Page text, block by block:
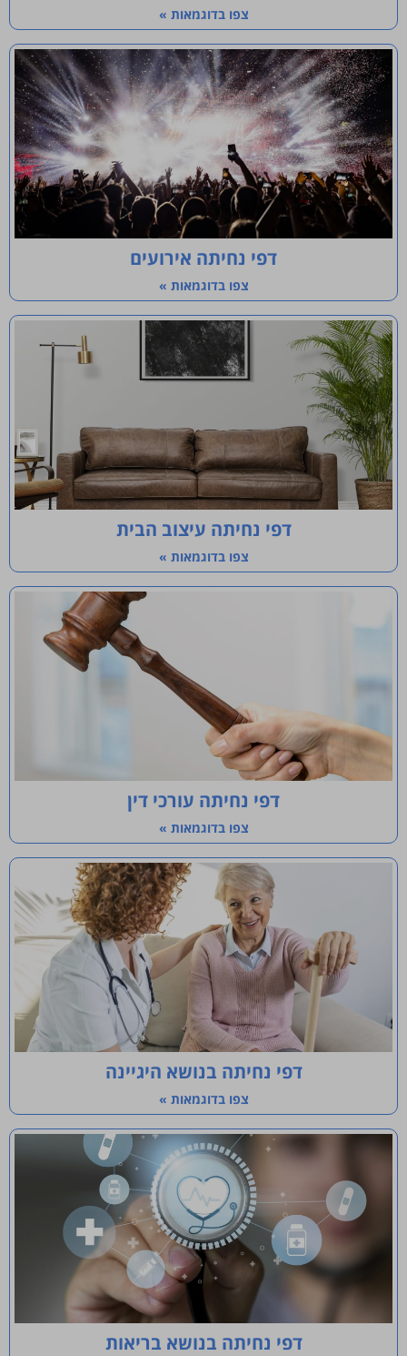
צפו בדוגמאות »
דפי נחיתה אירועים
צפו בדוגמאות »
דפי נחיתה עיצוב הבית
צפו בדוגמאות »
דפי נחיתה עורכי דין
צפו בדוגמאות »
דפי נחיתה בנושא היגיינה
צפו בדוגמאות »
דפי נחיתה בנושא בריאות